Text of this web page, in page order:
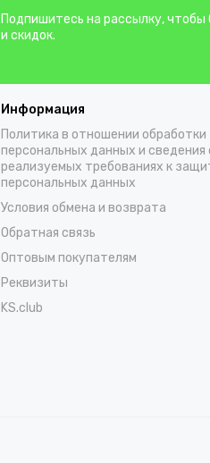
Подпишитесь на рассылку, чтобы
и скидок.
Информация
Политика в отношении обработки
персональных данных и сведения
реализуемых требованиях к
персональных данных
Условия обмена и возврата
Обратная связь
Оптовым покупателям
Реквизиты
KS.club